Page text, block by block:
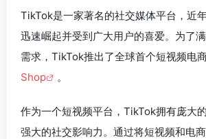
TikTok是一家著名的社交媒体平台，近
迅速崛起并受到广大用户的喜爱。为了
需求，TikTok推出了全球首个短视频
Shop
。
作为一个短视频平台，TikTok拥有庞大
强大的社交影响力。通过将短视频和电商